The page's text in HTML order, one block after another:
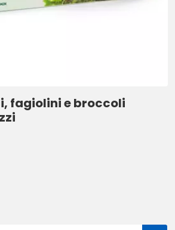
fagiolini e broccoli